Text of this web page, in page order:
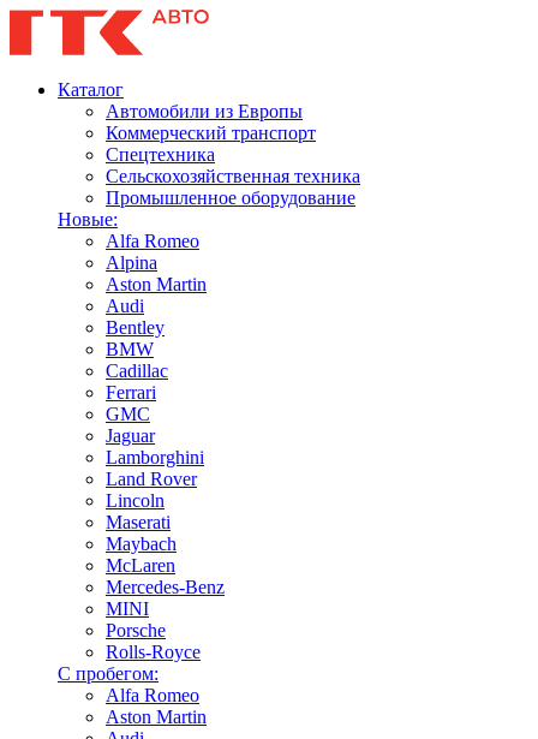
Каталог
Автомобили из Европы
Коммерческий транспорт
Спецтехника
Сельскохозяйственная техника
Промышленное оборудование
Новые:
Alfa Romeo
Alpina
Aston Martin
Audi
Bentley
BMW
Cadillac
Ferrari
GMC
Jaguar
Lamborghini
Land Rover
Lincoln
Maserati
Maybach
McLaren
Mercedes-Benz
MINI
Porsche
Rolls-Royce
С пробегом:
Alfa Romeo
Aston Martin